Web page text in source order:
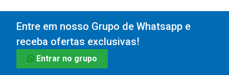
Entre em nosso Grupo de Whatsapp e
receba ofertas exclusivas!
Entrar no grupo